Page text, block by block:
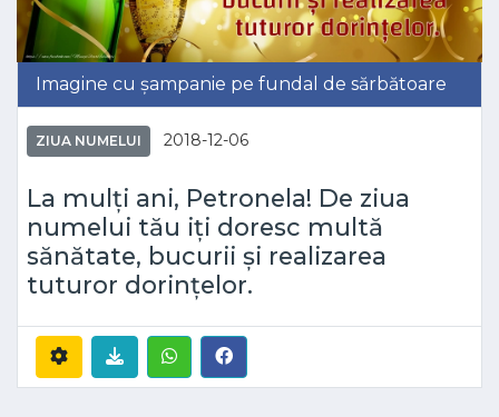
Imagine cu șampanie pe fundal de sărbătoare
ZIUA NUMELUI 2018-12-06
La mulți ani, Petronela! De ziua
numelui tău iți doresc multă
sănătate, bucurii și realizarea
tuturor dorințelor.